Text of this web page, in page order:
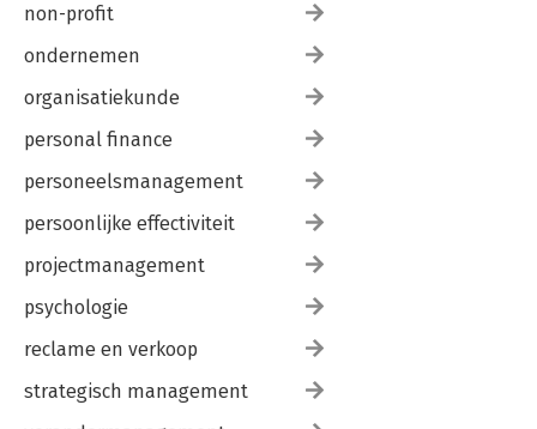
non-profit
ondernemen
organisatiekunde
personal finance
personeelsmanagement
persoonlijke effectiviteit
projectmanagement
psychologie
reclame en verkoop
strategisch management